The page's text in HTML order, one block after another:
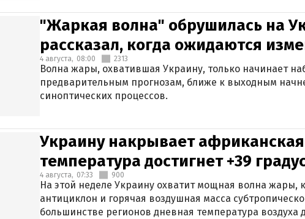
"Жаркая волна" обрушилась на
рассказал, когда ожидаются
4 августа, 08:00 2313
Волна жары, охватившая Украину, только начинает
предварительным прогнозам, ближе к выходным
синоптических процессов.
Украину накрывает
температура достигнет +39
4 августа, 07:33 900
На этой неделе Украину охватит мощная волна жары,
антициклон и горячая воздушная масса
большинстве регионов дневная температура воздуха